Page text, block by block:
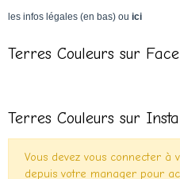
les infos légales (en bas) ou ici
Terres Couleurs sur
Terres Couleurs sur Insta
Vous devez vous connecter à
depuis votre manager pour